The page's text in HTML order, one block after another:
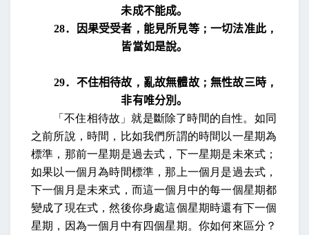
未成不能成。
28． 因果受受者 ， 能見所見等； 一切法准此，
皆當如是說。
29． 不住相待故 ， 亂故無體故； 無性故三時，
非有唯分別。
「不住相待故」就是斷除了時間的自性。如同
之前所說，時間，比如我們所謂的時間以一星期為
標準，那前一星期是過去式，下一星期是未來式；
如果以一個月為時間標準，那上一個月是過去式，
下一個月是未來式，而這一個月中的每一個星期都
變成了現在式，然後你身處這個星期時還有下一個
星期，因為一個月中有四個星期。你如何來區分？